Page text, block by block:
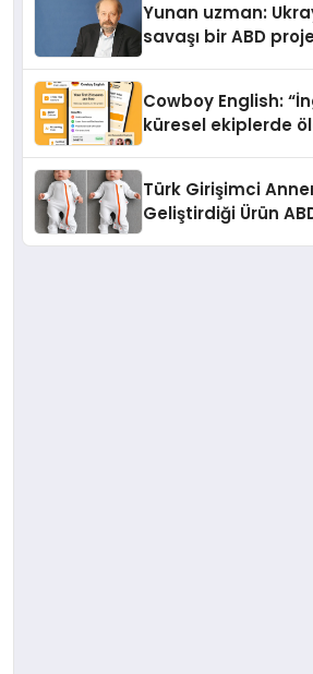
Yunan uzman:
savaşı bir ABD
Cowboy English:
küresel ekiplerde
Türk Girişimci
Geliştirdiği Ürün